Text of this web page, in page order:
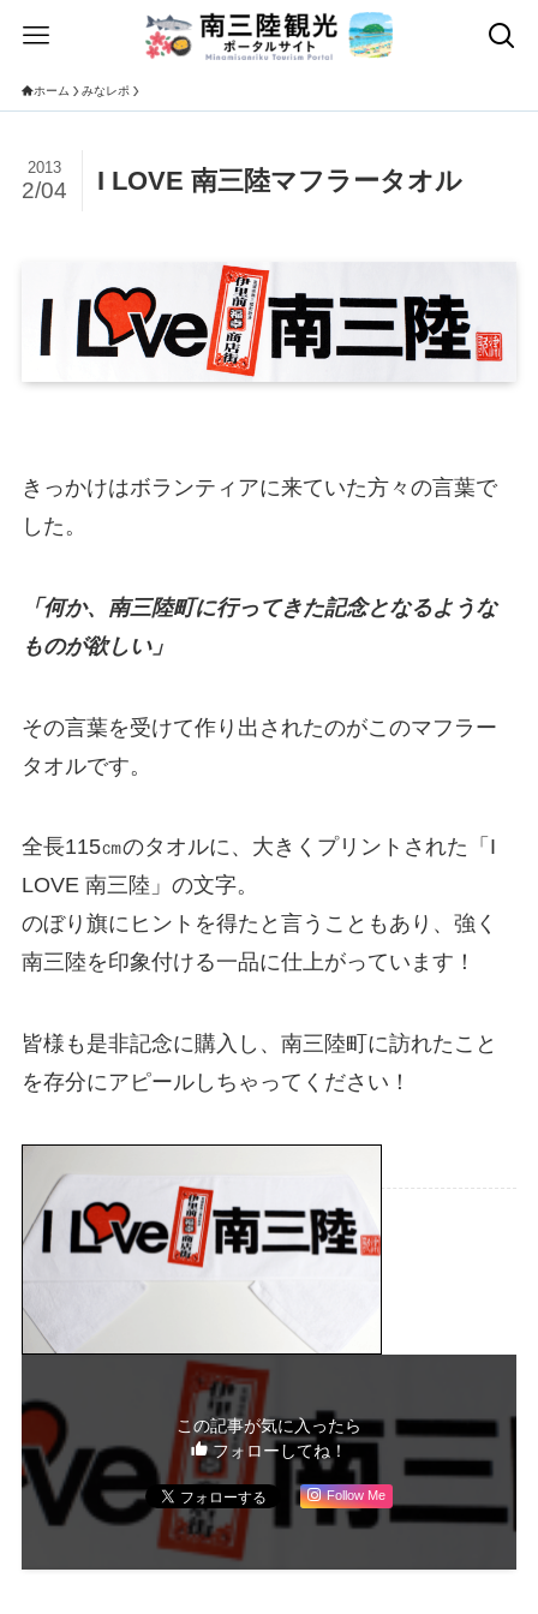
ホーム みなレポ
I LOVE 南三陸マフラータオル
2013
2/04
きっかけはボランティアに来ていた方々の言葉で
した。
「何か、南三陸町に行ってきた記念となるような
ものが欲しい」
その言葉を受けて作り出されたのがこのマフラー
タオルです。
全長115㎝のタオルに、大きくプリントされた「I
LOVE 南三陸」の文字。
のぼり旗にヒントを得たと言うこともあり、強く
南三陸を印象付ける一品に仕上がっています！
皆様も是非記念に購入し、南三陸町に訪れたこと
を存分にアピールしちゃってください！
この記事が気に入ったら
フォローしてね！
Follow Me